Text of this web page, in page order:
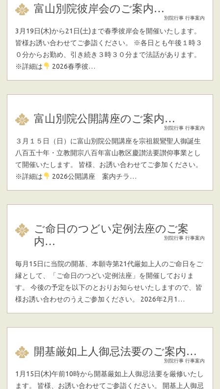
富山別院彼岸会のご案内…
別院行事 行事案内
3月19日(木)から21日(土)まで春季彼岸会を開催いたします。
皆様お誘い合わせてご参詣ください。 ※各日とも午後１時３
０分からお勤め、引き続き３時３０分まで法話があります。
※詳細は
2026春季彼…
富山別院公開講座のご案内…
別院行事 行事案内
３月１５日（日）に富山別院公開講座を宗祖親鸞聖人御誕生
八百五十年・立教開宗八百年富山教区慶讃法要讃仰事業とし
て開催いたします。 皆様、お誘い合わせてご参加ください。
※詳細は
2026公開講座 案内チラ…
ご命日のつどい定例法座のご案
内…
別院行事 行事案内
毎月15日に当院の開基、本願寺第21代厳如上人のご命日をご
縁として、「ご命日のつどい定例法座」を開催しておりま
す。 今後の予定を以下のとおりお知らせいたしますので、皆
様お誘い合わせのうえご参加ください。 2026年2月1…
開基厳如上人御忌法要のご案内…
別院行事 行事案内
1月15日(木)午前10時から開基厳如上人御忌法要を厳修いたし
ます。 皆様、お誘い合わせてご参詣ください。 開基上人御忌